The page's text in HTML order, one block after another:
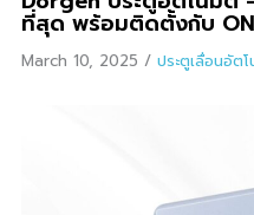
ที่สุด พร้อมติดตั้งกับ
March 10, 2025 / ประตูเลื่อนอัต